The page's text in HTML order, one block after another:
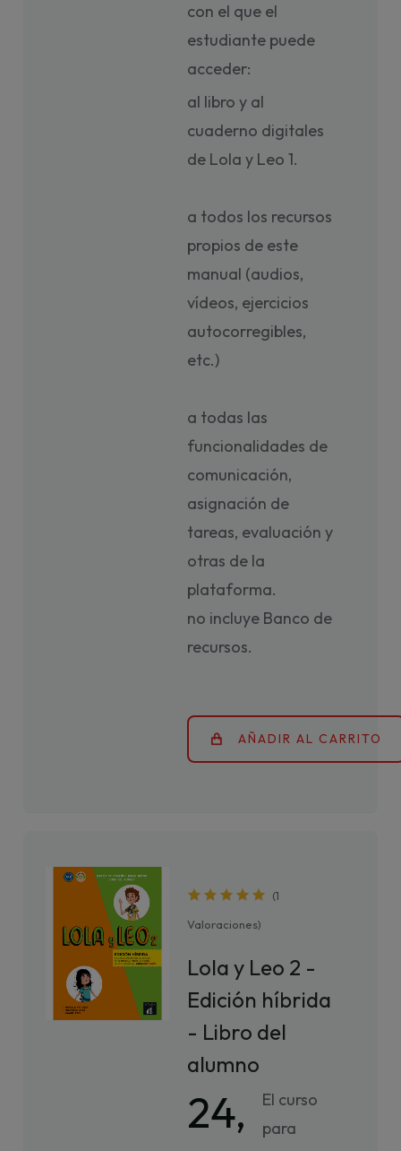
con el que el
estudiante puede
acceder:
al libro y al
cuaderno digitales
de Lola y Leo 1.
a todos los recursos
propios de este
manual (audios,
vídeos, ejercicios
autocorregibles,
etc.)
a todas las
funcionalidades de
comunicación,
asignación de
tareas, evaluación y
otras de la
plataforma.
no incluye Banco de
recursos.
AÑADIR AL CARRITO
(1
Valoraciones)
Lola y Leo 2 -
Edición híbrida
- Libro del
alumno
24,
El curso
para